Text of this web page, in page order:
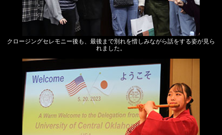
クロージングセレモニー後も、最後まで別れを惜しみながら話をする姿が見ら
れました。